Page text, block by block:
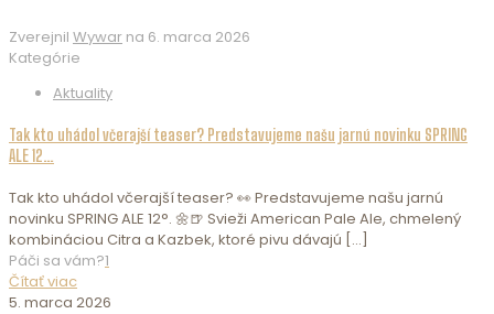
Zverejnil Wywar na 6. marca 2026
Kategórie
Aktuality
Tak kto uhádol včerajší teaser? Predstavujeme našu jarnú novinku SPRING
ALE 12…
Tak kto uhádol včerajší teaser? 👀 Predstavujeme našu jarnú
novinku SPRING ALE 12°. 🌼🍺 Svieži American Pale Ale, chmelený
kombináciou Citra a Kazbek, ktoré pivu dávajú […]
Páči sa vám?1
Čítať viac
5. marca 2026